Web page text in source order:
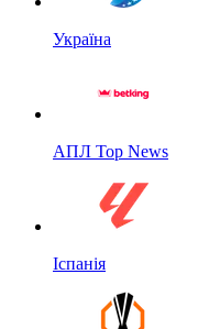
Україна
АПЛ Top News
Іспанія